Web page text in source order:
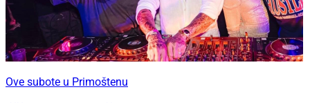
Ove subote u Primoštenu